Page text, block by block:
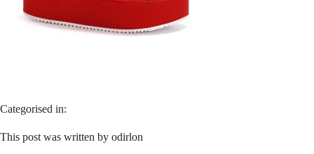
Categorised in:
This post was written by odirlon